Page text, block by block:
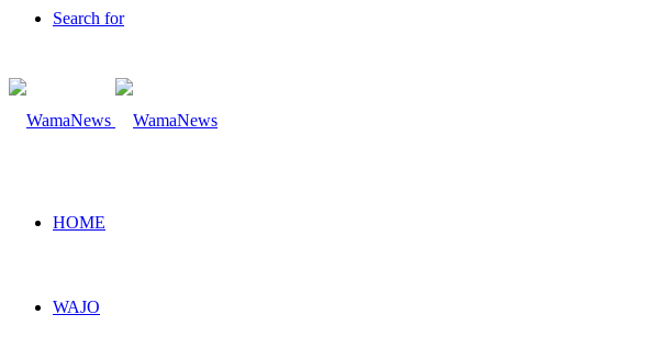
Search for
HOME
WAJO